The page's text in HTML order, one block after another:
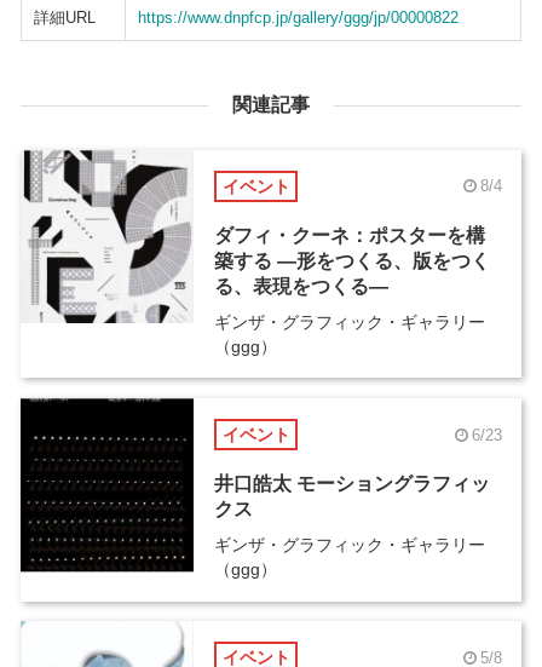
詳細URL https://www.dnpfcp.jp/gallery/ggg/jp/00000822
関連記事
イベント 8/4
ダフィ・クーネ：ポスターを構
築する ―形をつくる、版をつく
る、表現をつくる―
ギンザ・グラフィック・ギャラリー
（ggg）
イベント 6/23
井口皓太 モーショングラフィッ
クス
ギンザ・グラフィック・ギャラリー
（ggg）
イベント 5/8